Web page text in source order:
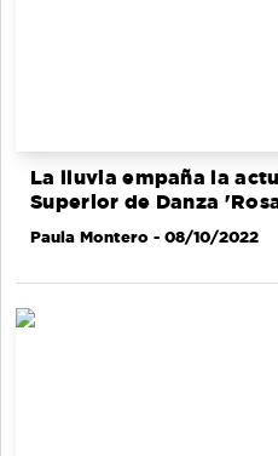
La lluvia empaña la
Superior de Danza
Paula Montero - 08/10/2022